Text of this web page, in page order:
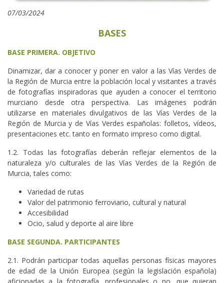
07/03/2024
BASES
BASE PRIMERA. OBJETIVO
Dinamizar, dar a conocer y poner en valor a las Vías Verdes de
la Región de Murcia entre la población local y visitantes a través
de fotografías inspiradoras que ayuden a conocer el territorio
murciano desde otra perspectiva. Las imágenes podrán
utilizarse en materiales divulgativos de las Vías Verdes de la
Región de Murcia y de Vías Verdes españolas: folletos, vídeos,
presentaciones etc. tanto en formato impreso como digital.
1.2. Todas las fotografías deberán reflejar elementos de la
naturaleza y/o culturales de las Vías Verdes de la Región de
Murcia, tales como:
Variedad de rutas
Valor del patrimonio ferroviario, cultural y natural
Accesibilidad
Ocio, salud y deporte al aire libre
BASE SEGUNDA. PARTICIPANTES
2.1. Podrán participar todas aquellas personas físicas mayores
de edad de la Unión Europea (según la legislación española)